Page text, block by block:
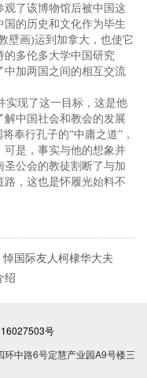
观了该博物馆后被中国这
的历史和文化作为毕生
壁画)运到加拿大，也使它
的多伦多大学中国研究
中加两国之间的相互交流
现了这一目标，这是他
中国社会和教会的发展
奉行孔子的“中庸之道”，
可是，事实与他的想象并
公会的教徒割断了与加
，这也是怀履光始料不
国际友人柯棣华大夫
绍
号
中路6号定慧产业园A9号楼三